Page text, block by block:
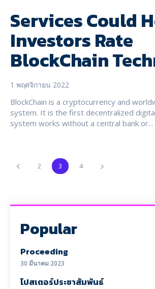
Services Could
Investors Rate
BlockChain
1 พฤศจิกายน 2022
BlockChain is a cryptocurrency and
system. It is the first decentralized
system works without a central bank or...
2 3 4
Popular
Proceeding
30 มีนาคม 2023
โปสเตอร์ประชาสัมพันธ์